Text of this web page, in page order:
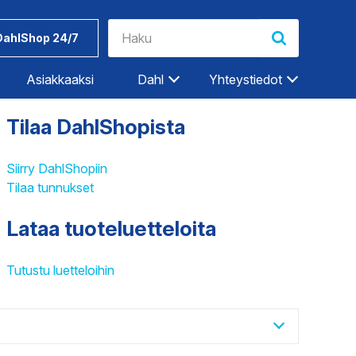
24/7
Työkalut ja
tarvikkeet
Dahlin
tuotemerkit
Riihimäki
Rovaniemi
Salo
Tampere
Tampere-Kalkku
Asiakkaaksi Dahl Yhteystiedot
Tilaa DahlShopista
Siirry DahlShopiin
Tilaa tunnukset
Lataa tuoteluetteloita
Tutustu luetteloihin